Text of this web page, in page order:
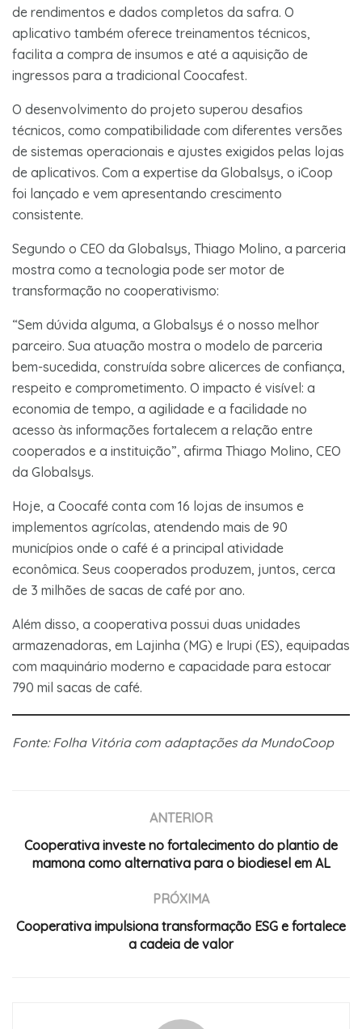
de rendimentos e dados completos da safra. O
aplicativo também oferece treinamentos técnicos,
facilita a compra de insumos e até a aquisição de
ingressos para a tradicional Coocafest.
O desenvolvimento do projeto superou desafios
técnicos, como compatibilidade com diferentes versões
de sistemas operacionais e ajustes exigidos pelas lojas
de aplicativos. Com a expertise da Globalsys, o iCoop
foi lançado e vem apresentando crescimento
consistente.
Segundo o CEO da Globalsys, Thiago Molino, a parceria
mostra como a tecnologia pode ser motor de
transformação no cooperativismo:
“Sem dúvida alguma, a Globalsys é o nosso melhor
parceiro. Sua atuação mostra o modelo de parceria
bem-sucedida, construída sobre alicerces de confiança,
respeito e comprometimento. O impacto é visível: a
economia de tempo, a agilidade e a facilidade no
acesso às informações fortalecem a relação entre
cooperados e a instituição”, afirma Thiago Molino, CEO
da Globalsys.
Hoje, a Coocafé conta com 16 lojas de insumos e
implementos agrícolas, atendendo mais de 90
municípios onde o café é a principal atividade
econômica. Seus cooperados produzem, juntos, cerca
de 3 milhões de sacas de café por ano.
Além disso, a cooperativa possui duas unidades
armazenadoras, em Lajinha (MG) e Irupi (ES), equipadas
com maquinário moderno e capacidade para estocar
790 mil sacas de café.
Fonte: Folha Vitória com adaptações da MundoCoop
ANTERIOR
Cooperativa investe no fortalecimento do plantio de
mamona como alternativa para o biodiesel em AL
PRÓXIMA
Cooperativa impulsiona transformação ESG e fortalece
a cadeia de valor